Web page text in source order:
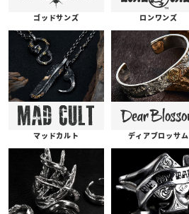
ゴッドサンズ ロンワンズ
マッドカルト ディアブロッサム